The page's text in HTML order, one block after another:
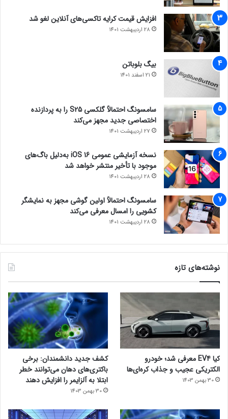
افزایش قیمت کرایه تاکسی‌های آنلاین لغو شد
28 اردیبهشت 1401
بیگ بلوباتن
21 اسفند 1401
سامسونگ احتمالاً گلکسی S25 را به پردازنده
اختصاصی جدید مجهز می‌کند
27 اردیبهشت 1401
نسخه آزمایشی عمومی iOS 16 به‌دلیل باگ‌های
موجود با تأخیر منتشر خواهد شد
28 اردیبهشت 1401
سامسونگ احتمالاً اولین گوشی مجهز به نمایشگر
کشویی را امسال معرفی می‌کند
28 اردیبهشت 1401
نوشته‌های تازه
کیا EV4 معرفی شد؛ خودرو
الکتریکی عجیب و جذاب کره‌ای‌ها
30 بهمن 1403
کشف جدید دانشمندان: برخی
باکتری‌های دهان می‌توانند خطر
ابتلا به آلزایمر را افزایش دهند
30 بهمن 1403